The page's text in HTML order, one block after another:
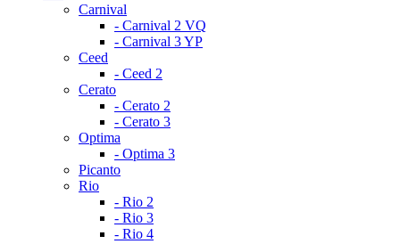
Carnival
- Carnival 2 VQ
- Carnival 3 YP
Ceed
- Ceed 2
Cerato
- Cerato 2
- Cerato 3
Optima
- Optima 3
Picanto
Rio
- Rio 2
- Rio 3
- Rio 4